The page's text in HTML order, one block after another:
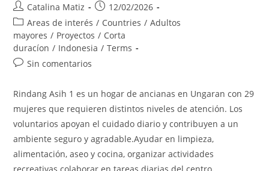
Autor
de
la
entrada:
Catalina Matiz
Publicación
de
la
entrada:
12/02/2026
Categoría
de
la
entrada:
Areas de interés / Countries / Adultos
mayores / Proyectos / Corta
duracíon / Indonesia / Terms
Comentarios
la
entrada:
Sin comentarios
Rindang Asih 1 es un hogar de ancianas en Ungaran con 29
mujeres que requieren distintos niveles de atención. Los
voluntarios apoyan el cuidado diario y contribuyen a un
ambiente seguro y agradable.Ayudar en limpieza,
alimentación, aseo y cocina, organizar actividades